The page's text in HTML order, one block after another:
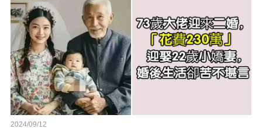
2024/09/12